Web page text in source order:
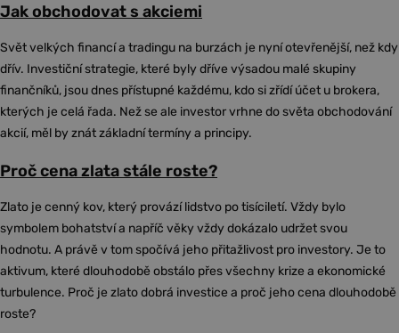
Jak obchodovat s akciemi
Svět velkých financí a tradingu na burzách je nyní otevřenější, než kdy
dřív. Investiční strategie, které byly dříve výsadou malé skupiny
finančníků, jsou dnes přístupné každému, kdo si zřídí účet u brokera,
kterých je celá řada. Než se ale investor vrhne do světa obchodování
akcií, měl by znát základní termíny a principy.
Proč cena zlata stále roste?
Zlato je cenný kov, který provází lidstvo po tisíciletí. Vždy bylo
symbolem bohatství a napříč věky vždy dokázalo udržet svou
hodnotu. A právě v tom spočívá jeho přitažlivost pro investory. Je to
aktivum, které dlouhodobě obstálo přes všechny krize a ekonomické
turbulence. Proč je zlato dobrá investice a proč jeho cena dlouhodobě
roste?